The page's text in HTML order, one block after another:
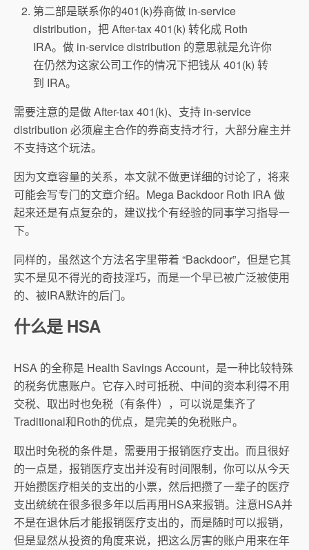
第二部是联系你的401(k)券商做 in-service
distribution，把 After-tax 401(k) 转化成 Roth
IRA。做 in-service distribution 的意思就是允许你
在仍然为这家公司工作的情况下把钱从 401(k) 转
到 IRA。
需要注意的是做 After-tax 401(k)、支持 in-service
distribution 必须雇主合作的券商支持才行，大部分雇主并
不支持这个玩法。
因为文章容量的关系，本文就不做更详细的讨论了，将来
可能会写专门的文章介绍。Mega Backdoor Roth IRA 做
起来还是有点复杂的，建议找个有经验的同事学习指导一
下。
同样的，虽然这个方法名字里带着 “Backdoor”，但是它其
实不是见不得光的奇技淫巧，而是一个早已被广泛被使用
的、被IRA默许的后门。
什么是 HSA
HSA 的全称是 Health Savings Account，是一种比较特殊
的税务优惠账户。它存入时可抵税、中间的资本利得不用
交税、取出时也免税（有条件），可以说是集齐了
Traditional和Roth的优点，是完美的免税账户。
取出时免税的条件是，需要用于报销医疗支出。而且很好
的一点是，报销医疗支出并没有时间限制，你可以从今天
开始攒医疗相关的支出的小票，然后把攒了一辈子的医疗
支出统统在很多很多年以后再用HSA来报销。注意HSA并
不是在退休后才能报销医疗支出的，而是随时可以报销，
但是显然从投资的角度来说，把这么厉害的账户用来在年